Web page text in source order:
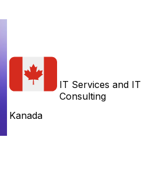
Kanada
IT Services and IT
Consulting